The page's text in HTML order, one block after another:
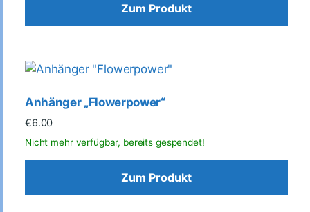
Zum Produkt
Anhänger „Flowerpower“
€6.00
Zum Produkt